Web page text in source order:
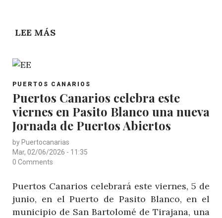
LEE MÁS
EN
OTRA
“JORNADA
DE
ABIERTOS”
CANARIA
POST
PUERTOS CANARIOS
Puertos Canarios celebra este
viernes en Pasito Blanco una nueva
Jornada de Puertos Abiertos
by Puertocanarias
Mar, 02/06/2026 - 11:35
0 Comments
Puertos Canarios celebrará este viernes, 5 de
junio, en el Puerto de Pasito Blanco, en el
municipio de San Bartolomé de Tirajana, una